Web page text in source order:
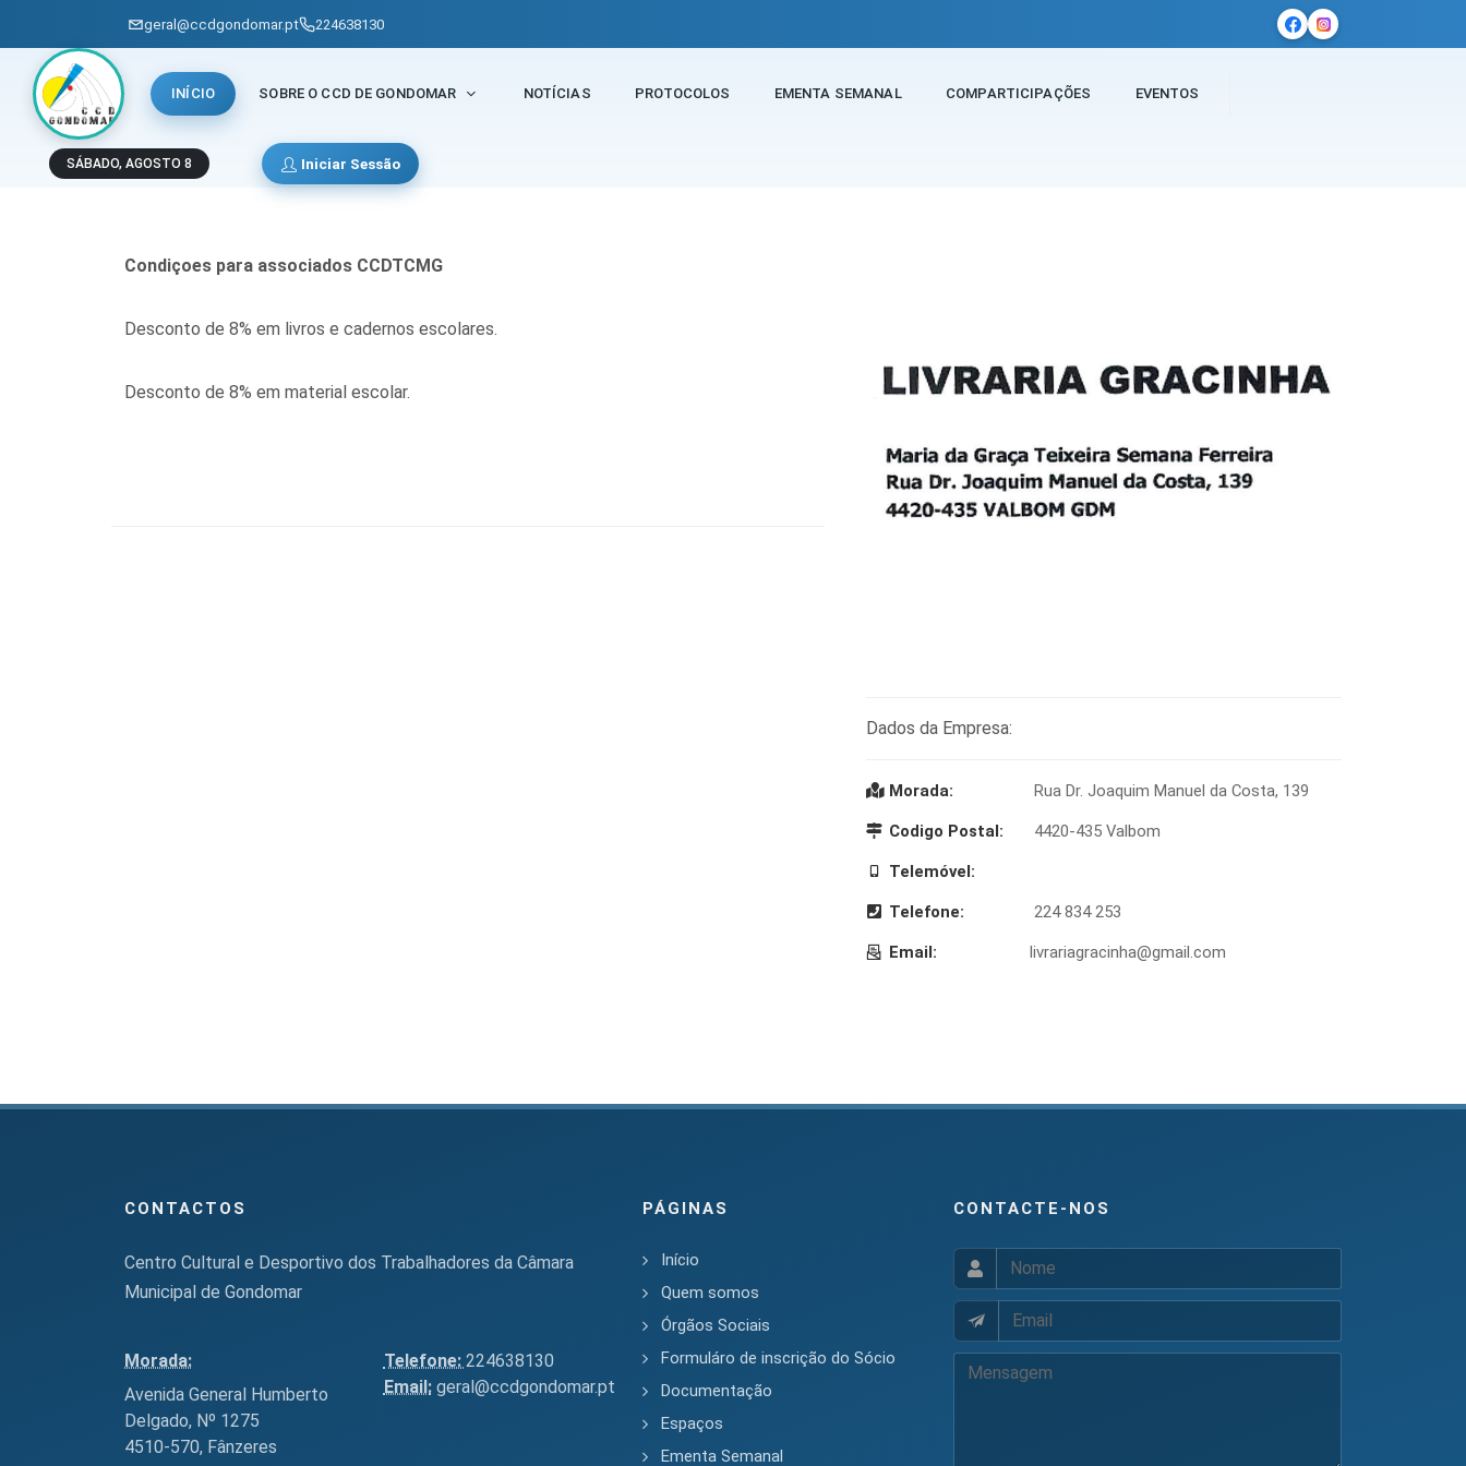
geral@ccdgondomar.pt 224638130
SÁBADO, AGOSTO 8 Iniciar Sessão
INÍCIO SOBRE O CCD DE GONDOMAR NOTÍCIAS PROTOCOLOS EMENTA SEMANAL COMPARTICIPAÇÕES EVENTOS
Livraria e papelaria
Condiçoes para associados CCDTCMG
Desconto de 8% em livros e cadernos escolares.
Desconto de 8% em material escolar.
Dados da Empresa:
Morada: Rua Dr. Joaquim Manuel da Costa, 139
Codigo Postal: 4420-435 Valbom
Telemóvel:
Telefone: 224 834 253
Email: livrariagracinha@gmail.com
CONTACTOS
Centro Cultural e Desportivo dos Trabalhadores da Câmara
Municipal de Gondomar
Morada:
Avenida General Humberto
Delgado, Nº 1275
4510-570, Fânzeres
Telefone: 224638130
Email:geral@ccdgondomar.pt
PÁGINAS
Início
Quem somos
Órgãos Sociais
Formuláro de inscrição do Sócio
Documentação
Espaços
Ementa Semanal
CONTACTE-NOS